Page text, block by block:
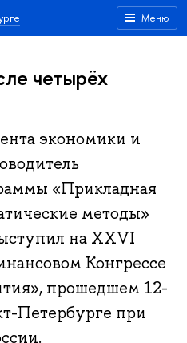
Меню
четырёх
экономики и
«Прикладная
методы»
на XXVI
Конгрессе
прошедшем 12-
Петербурге при